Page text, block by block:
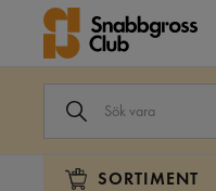
VARA
SORTIMENTSORTIMENT